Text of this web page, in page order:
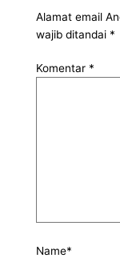
Alamat email
wajib ditandai *
Komentar *
Name*